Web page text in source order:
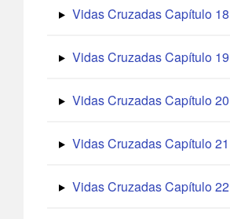
Vidas Cruzadas Capítulo 18
Vidas Cruzadas Capítulo 19
Vidas Cruzadas Capítulo 20
Vidas Cruzadas Capítulo 21
Vidas Cruzadas Capítulo 22